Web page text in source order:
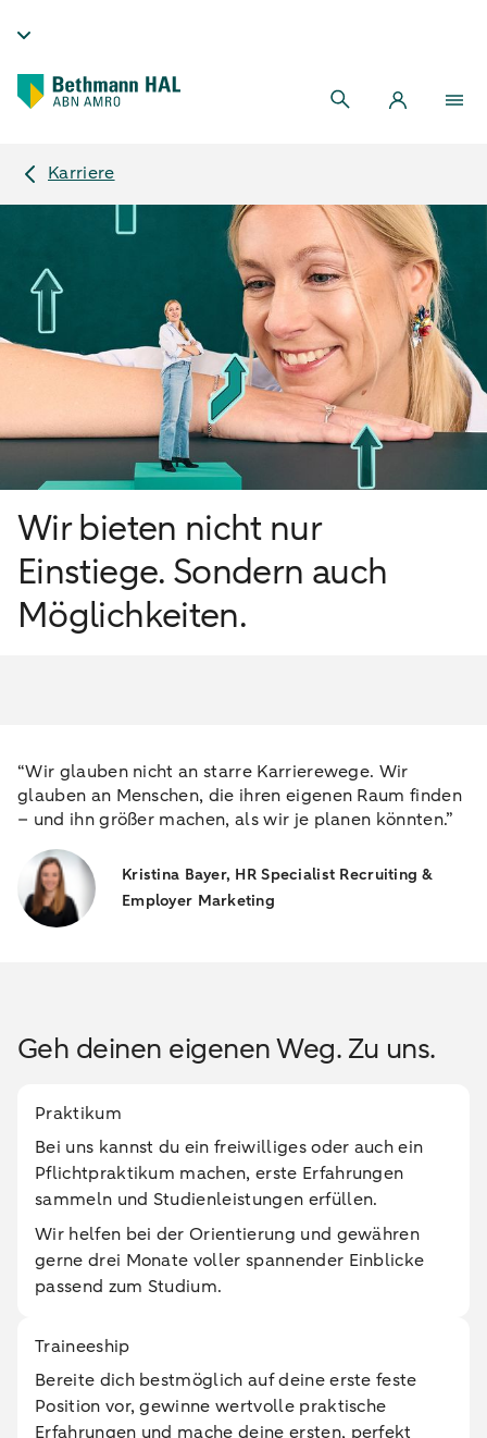
Karriere
Wir bieten nicht nur
Einstiege. Sondern auch
Möglichkeiten.
“Wir glauben nicht an starre Karrierewege. Wir
glauben an Menschen, die ihren eigenen Raum finden
– und ihn größer machen, als wir je planen könnten.”
Kristina Bayer, HR Specialist Recruiting &
Employer Marketing
Geh deinen eigenen Weg. Zu uns.
Praktikum
Bei uns kannst du ein freiwilliges oder auch ein
Pflichtpraktikum machen, erste Erfahrungen
sammeln und Studienleistungen erfüllen.
Wir helfen bei der Orientierung und gewähren
gerne drei Monate voller spannender Einblicke
passend zum Studium.
Traineeship
Bereite dich bestmöglich auf deine erste feste
Position vor, gewinne wertvolle praktische
Erfahrungen und mache deine ersten, perfekt